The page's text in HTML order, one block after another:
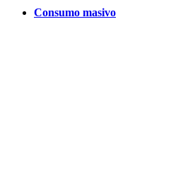
Consumo masivo